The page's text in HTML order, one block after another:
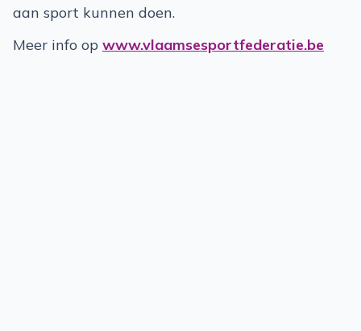
aan sport kunnen doen.
​​Meer info op www.vlaamsesportfederatie.be